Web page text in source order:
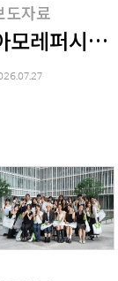
경영실적
연구 자
도자료
모레퍼시픽